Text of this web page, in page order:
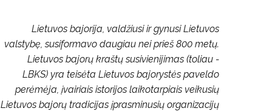
Lietuvos bajorija, valdžiusi ir gynusi Lietuvos
valstybę, susiformavo daugiau nei prieš 800 metų.
Lietuvos bajorų kraštų susivienijimas (toliau -
LBKS) yra teisėta Lietuvos bajorystės paveldo
perėmėja, įvairiais istorijos laikotarpiais veikusių
Lietuvos bajorų tradicijas įprasminusių organizacijų